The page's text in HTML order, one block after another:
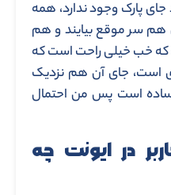
جای پارک وجود ندارد، همه
هم سر موقع بیایند و هم
که خب خیلی راحت است که
است، جای آن هم نزدیک
است پس من احتمال
در ایونت چه